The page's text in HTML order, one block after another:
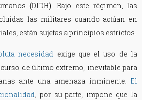
(DIDH). Bajo este régimen, las
las militares cuando actúan en
están sujetas a principios estrictos.
necesidad exige que el uso de la
de último extremo, inevitable para
ante una amenaza inminente. El
, por su parte, impone que la